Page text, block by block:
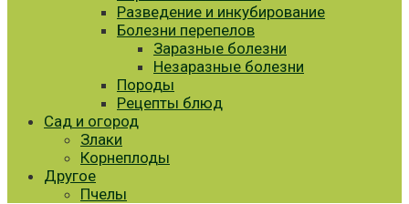
Разведение и инкубирование
Болезни перепелов
Заразные болезни
Незаразные болезни
Породы
Рецепты блюд
Сад и огород
Злаки
Корнеплоды
Другое
Пчелы